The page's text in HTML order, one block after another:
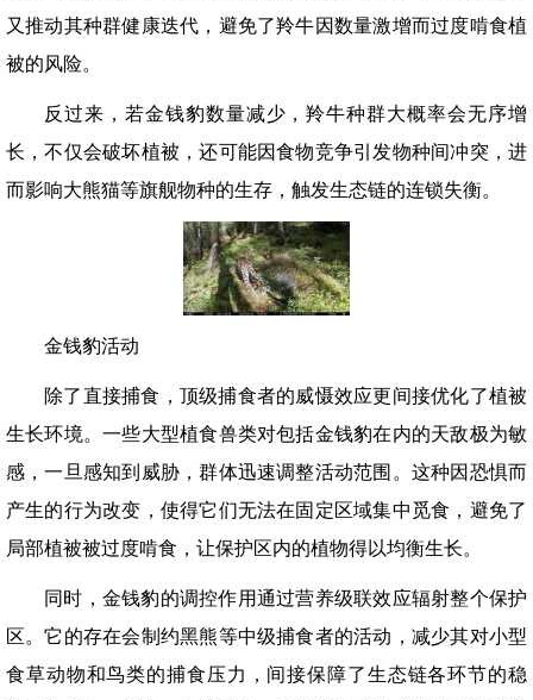
又推动其种群健康迭代，避免了羚牛因数量激增而过度啃食植
被的风险。
反过来，若金钱豹数量减少，羚牛种群大概率会无序增
长，不仅会破坏植被，还可能因食物竞争引发物种间冲突，进
而影响大熊猫等旗舰物种的生存，触发生态链的连锁失衡。
金钱豹活动
除了直接捕食，顶级捕食者的威慑效应更间接优化了植被
生长环境。一些大型植食兽类对包括金钱豹在内的天敌极为敏
感，一旦感知到威胁，群体迅速调整活动范围。这种因恐惧而
产生的行为改变，使得它们无法在固定区域集中觅食，避免了
局部植被被过度啃食，让保护区内的植物得以均衡生长。
同时，金钱豹的调控作用通过营养级联效应辐射整个保护
区。它的存在会制约黑熊等中级捕食者的活动，减少其对小型
食草动物和鸟类的捕食压力，间接保障了生态链各环节的稳